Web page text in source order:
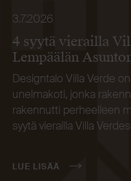
3.7.2026
4 syytä vierailla
Lempäälän
Designtalo Villa Verde
unelmakoti, jonka
rakennutti perheelleen
syytä vierailla Villa
LUE LISÄÄ